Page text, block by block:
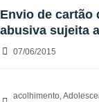
Envio de cartão
abusiva sujeita
07/06/2015
acolhimento,